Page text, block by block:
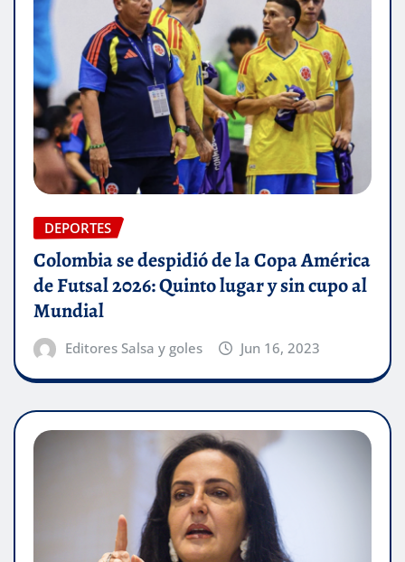
DEPORTES
Colombia se despidió de la Copa América
de Futsal 2026: Quinto lugar y sin cupo al
Mundial
Editores Salsa y goles Jun 16, 2023